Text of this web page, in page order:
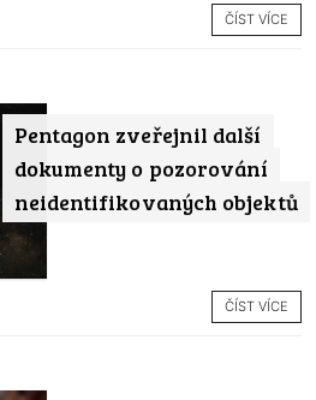
ČÍST VÍCE
Pentagon zveřejnil další
dokumenty o pozorování
neidentifikovaných objektů
ČÍST VÍCE